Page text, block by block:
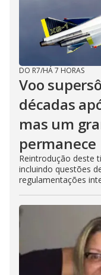
DO R7/HÁ 7 HORAS
Voo
décadas
mas um
permanece
Reintrodução deste
incluindo questões
regulamentações